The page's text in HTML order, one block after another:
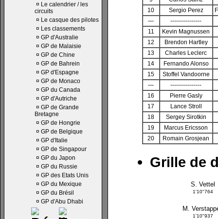
¤ Le calendrier / les
circuits
¤ Le casque des pilotes
¤ Les classements
¤ GP d'Australie
¤ GP de Malaisie
¤ GP de Chine
¤ GP de Bahrein
¤ GP d'Espagne
¤ GP de Monaco
¤ GP du Canada
¤ GP d'Autriche
¤ GP de Grande
Bretagne
¤ GP de Hongrie
¤ GP de Belgique
¤ GP d'Italie
¤ GP de Singapour
¤ GP du Japon
¤ GP du Russie
¤ GP des Etats Unis
¤ GP du Mexique
¤ GP du Brésil
¤ GP d'Abu Dhabi
10
Sergio Perez
—
----------------
11
Kevin Magnussen
12
Brendon Hartley
13
Charles Leclerc
14
Fernando Alonso
15
Stoffel Vandoorne
—
----------------
16
Pierre Gasly
17
Lance Stroll
18
Sergey Sirotkin
19
Marcus Ericsson
20
Romain Grosjean
Grille de
S. Vettel
1'10"764
M.
1'10"937